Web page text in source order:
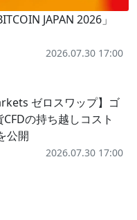
JAPAN 2026」
2026.07.30 17:00
ゼロスワップ】ゴ
の持ち越しコスト
公開
2026.07.30 17:00